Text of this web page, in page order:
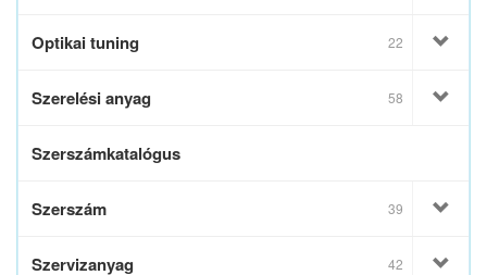
Optikai tuning 22
Szerelési anyag 58
Szerszámkatalógus
Szerszám 39
Szervizanyag 42